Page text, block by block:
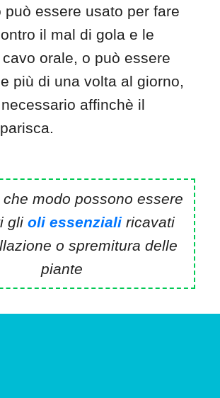
può essere usato per fare
il mal di gola e le
orale, o può essere
più di una volta al giorno,
affinchè il
modo possono essere
gli oli essenziali ricavati
o spremitura delle
piante